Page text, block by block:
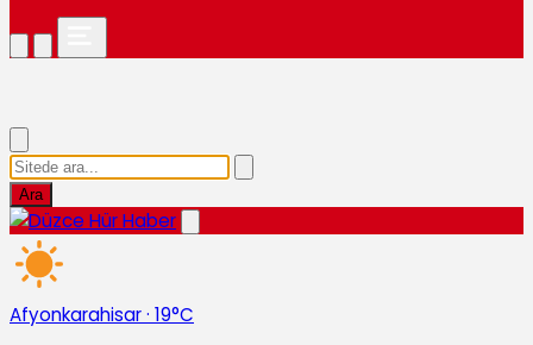
Ara
Afyonkarahisar· 19°C